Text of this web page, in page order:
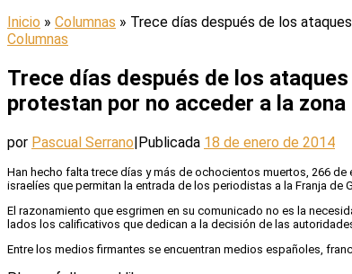
Inicio » Columnas » Trece días después de los
Columnas
Trece días después de los
protestan por no acceder a la zona
por Pascual Serrano|Publicada 18 de enero de 2014
Han hecho falta trece días y más de ochocientos muertos, 266
israelíes que permitan la entrada de los periodistas a la Franja de
El razonamiento que esgrimen en su comunicado no es la
lados los calificativos que dedican a la decisión de las
Entre los medios firmantes se encuentran medios españoles,